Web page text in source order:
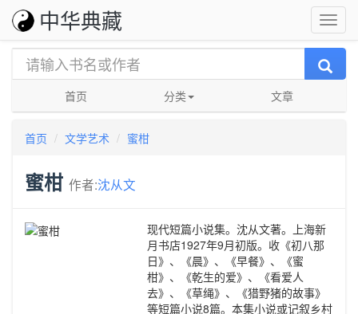
中华典藏
首页 分类 文章
首页 文学艺术 蜜柑
蜜柑 作者:沈从文
现代短篇小说集。沈从文著。上海新
月书店1927年9月初版。收《初八那
日》、《晨》、《早餐》、《蜜
柑》、《乾生的爱》、《看爱人
去》、《草绳》、《猎野猪的故事》
等短篇小说8篇。本集小说或记叙乡村